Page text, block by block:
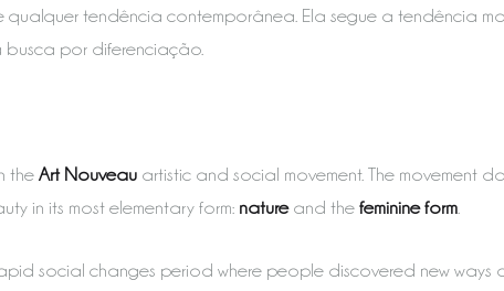
qualquer tendência contemporânea. Ela segue a tendência
por diferenciação.
the Art Nouveau artistic and social movement. The movement
in its most elementary form: natureand the feminine form
social changes period where people discovered new ways